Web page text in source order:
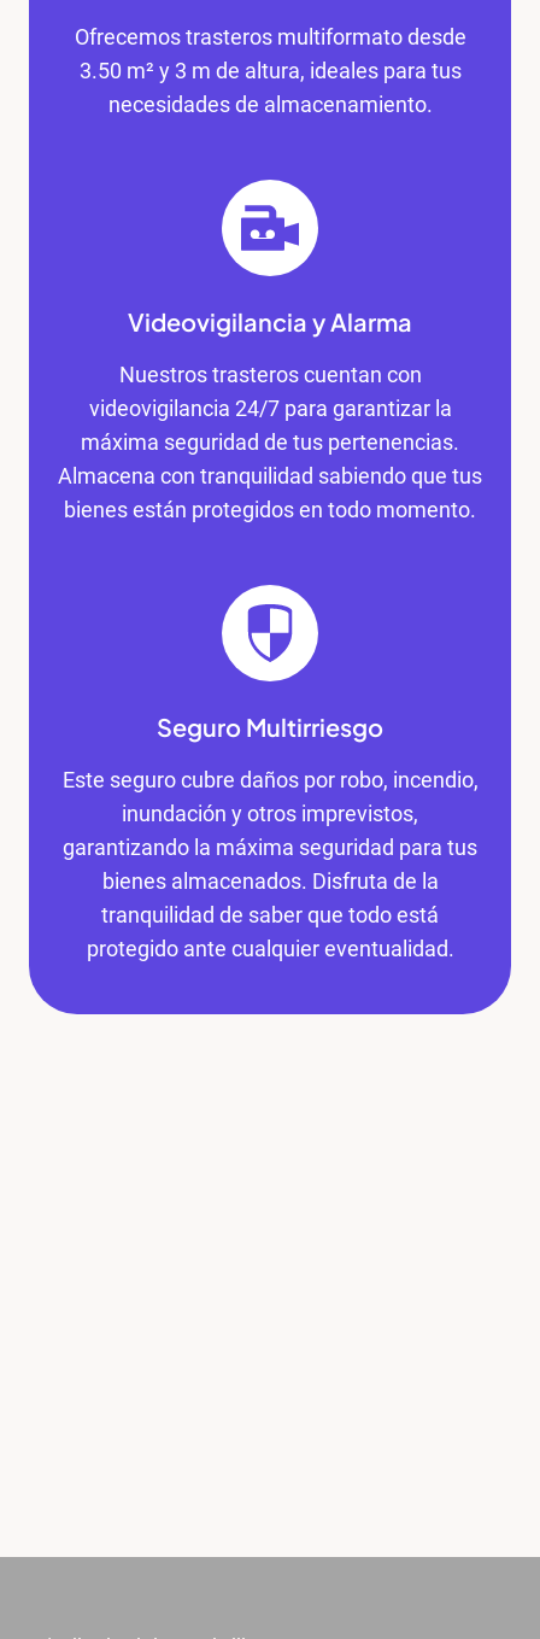
SERVICIOS
LOCALIZACIÓN
Ofrecemos trasteros multiformato desde
3.50 m² y 3 m de altura, ideales para tus
necesidades de almacenamiento.
Videovigilancia y Alarma
Nuestros trasteros cuentan con
videovigilancia 24/7 para garantizar la
máxima seguridad de tus pertenencias.
Almacena con tranquilidad sabiendo que tus
bienes están protegidos en todo momento.
Seguro Multirriesgo
Este seguro cubre daños por robo, incendio,
inundación y otros imprevistos,
garantizando la máxima seguridad para tus
bienes almacenados. Disfruta de la
tranquilidad de saber que todo está
protegido ante cualquier eventualidad.